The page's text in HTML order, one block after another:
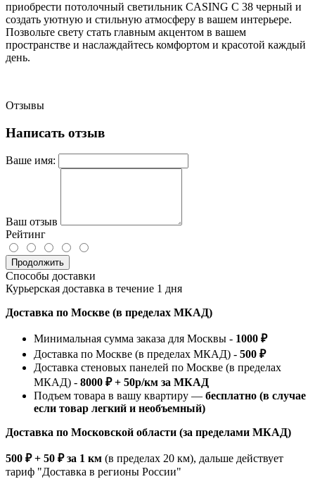
приобрести потолочный светильник CASING C 38 черный и
создать уютную и стильную атмосферу в вашем интерьере.
Позвольте свету стать главным акцентом в вашем
пространстве и наслаждайтесь комфортом и красотой каждый
день.
Отзывы
Написать отзыв
Ваше имя:
Ваш отзыв
Рейтинг
Продолжить
Способы доставки
Курьерская доставка в течение 1 дня
Доставка по Москве (в пределах МКАД)
Минимальная сумма заказа для Москвы - 1000 ₽
Доставка по Москве (в пределах МКАД) - 500 ₽
Доставка стеновых панелей по Москве (в пределах
МКАД) - 8000 ₽ + 50р/км за МКАД
Подъем товара в вашу квартиру — бесплатно (в случае
если товар легкий и необъемный)
Доставка по Московской области (за пределами МКАД)
500 ₽ + 50 ₽ за 1 км (в пределах 20 км), дальше действует
тариф "Доставка в регионы России"